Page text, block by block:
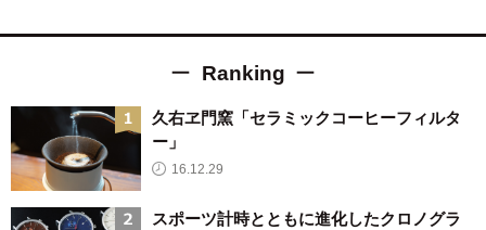
Ranking
久右ヱ門窯「セラミックコーヒーフィルタ
ー」
16.12.29
スポーツ計時とともに進化したクロノグラ